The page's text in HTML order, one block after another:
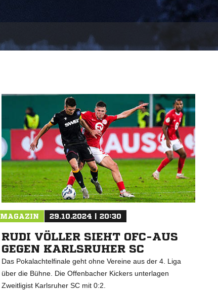
MAGAZIN 29.10.2024 | 20:30
RUDI VÖLLER SIEHT OFC-AUS
GEGEN KARLSRUHER SC
Das Pokalachtelfinale geht ohne Vereine aus der 4. Liga
über die Bühne. Die Offenbacher Kickers unterlagen
Zweitligist Karlsruher SC mit 0:2.